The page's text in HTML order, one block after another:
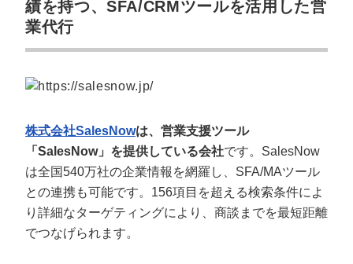
績を持つ、SFA/CRMツールを活用した営
業代行
株式会社SalesNowは、営業支援ツール
「SalesNow」を提供している会社です。SalesNow
は全国540万社の企業情報を網羅し、SFA/MAツール
との連携も可能です。156項目を超える検索条件によ
り詳細なターゲティングにより、商談までを最短距離
でつなげられます。